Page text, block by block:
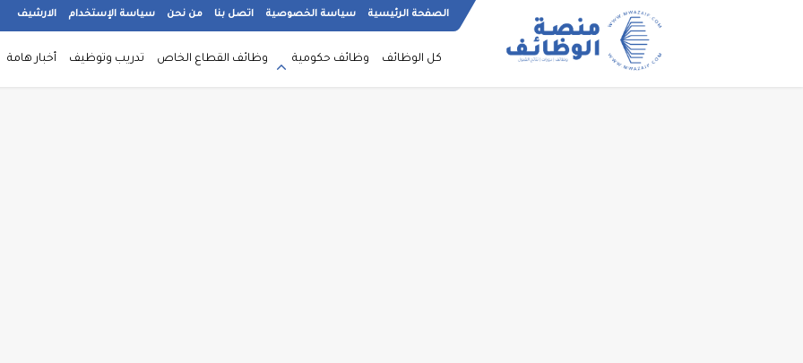
الصفحة الرئيسية سياسة الخصوصية اتصل بنا من نحن سياسة الإستخدام الارشيف
كل الوظائف وظائف حكومية وظائف القطاع الخاص تدريب وتوظيف أخبار هامة